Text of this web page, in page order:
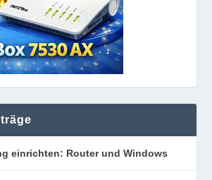
einrichten: Router und Windows